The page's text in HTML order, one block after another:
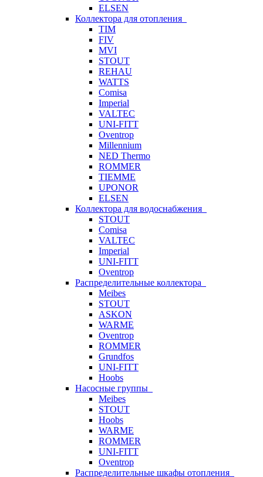
ELSEN
Коллектора для отопления
TIM
FIV
MVI
STOUT
REHAU
WATTS
Comisa
Imperial
VALTEC
UNI-FITT
Oventrop
Millennium
NED Thermo
ROMMER
TIEMME
UPONOR
ELSEN
Коллектора для водоснабжения
STOUT
Comisa
VALTEC
Imperial
UNI-FITT
Oventrop
Распределительные коллектора
Meibes
STOUT
ASKON
WARME
Oventrop
ROMMER
Grundfos
UNI-FITT
Hoobs
Насосные группы
Meibes
STOUT
Hoobs
WARME
ROMMER
UNI-FITT
Oventrop
Распределительные шкафы отопления